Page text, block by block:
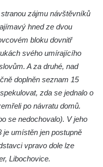
Dolním
Plavu
války v
v
zájmu návštěvníků
hned ze dvou
bloku dovnitř
svého umírajícího
A za druhé, nad
doplněn seznam 15
zda se jednalo o
po návratu domů.
se nedochovalo). V jeho
je umístěn jen postupně
vpravo dole lze
Libochovice.